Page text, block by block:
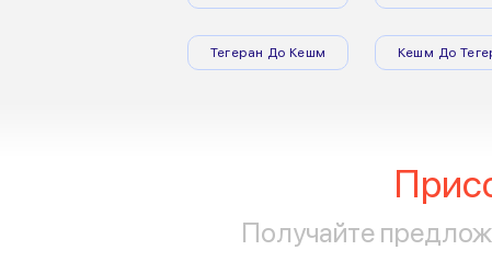
Тегеран До Кешм Кешм До
Получайте